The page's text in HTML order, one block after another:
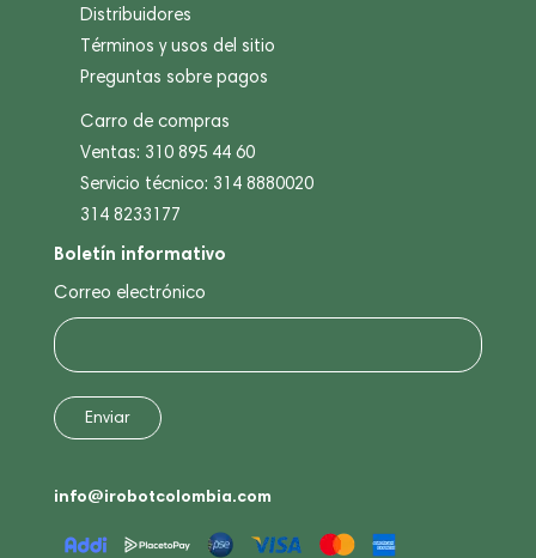
Distribuidores
Términos y usos del sitio
Preguntas sobre pagos
Carro de compras
Ventas: 310 895 44 60
Servicio técnico: 314 8880020
314 8233177
Boletín informativo
Correo electrónico
info@irobotcolombia.com